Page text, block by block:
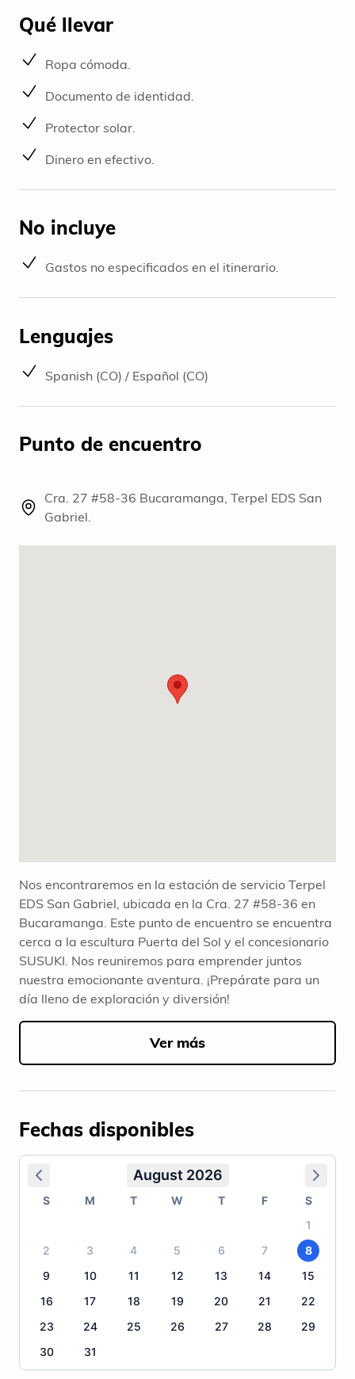
Qué llevar
Ropa cómoda.
Documento de identidad.
Protector solar.
Dinero en efectivo.
No incluye
Gastos no especificados en el itinerario.
Lenguajes
Spanish (CO) / Español (CO)
Punto de encuentro
Cra. 27 #58-36 Bucaramanga, Terpel EDS San
Gabriel.
Nos encontraremos en la estación de servicio Terpel
EDS San Gabriel, ubicada en la Cra. 27 #58-36 en
Bucaramanga. Este punto de encuentro se encuentra
cerca a la escultura Puerta del Sol y el concesionario
SUSUKI. Nos reuniremos para emprender juntos
nuestra emocionante aventura. ¡Prepárate para un
día lleno de exploración y diversión!
Ver más
Fechas disponibles
August 2026
S M T W T F
S
1
2
3 4 5 6 7
8
9
10 11 12 13 14
15
16
17 18 19 20 21
22
23
24 25 26 27 28
29
30
31